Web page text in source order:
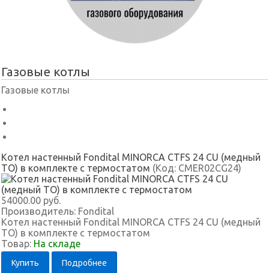
Газовые котлы
Газовые котлы
Котел настенный Fondital MINORCA CTFS 24 CU (медный
ТО) в комплекте с термостатом (Код: CMER02CG24)
54000.00 руб.
Производитель: Fondital
Котел настенный Fondital MINORCA CTFS 24 CU (медный
ТО) в комплекте с термостатом
Товар: На складе
Купить Подробнее